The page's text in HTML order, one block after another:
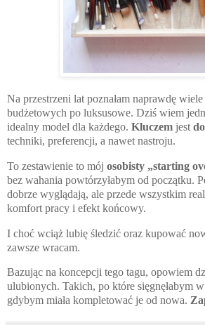
Na przestrzeni lat poznałam naprawdę
budżetowych po luksusowe. Dziś wiem
idealny model dla każdego. Kluczem jest
techniki, preferencji, a nawet nastroju.
To zestawienie to mój osobisty „starting
bez wahania powtórzyłabym od początku.
dobrze wyglądają, ale przede wszystkim
komfort pracy i efekt końcowy.
I choć wciąż lubię śledzić oraz kupować
zawsze wracam.
Bazując na koncepcji tego tagu, opowiem
ulubionych. Takich, po które sięgnęłabym
gdybym miała kompletować je od nowa.